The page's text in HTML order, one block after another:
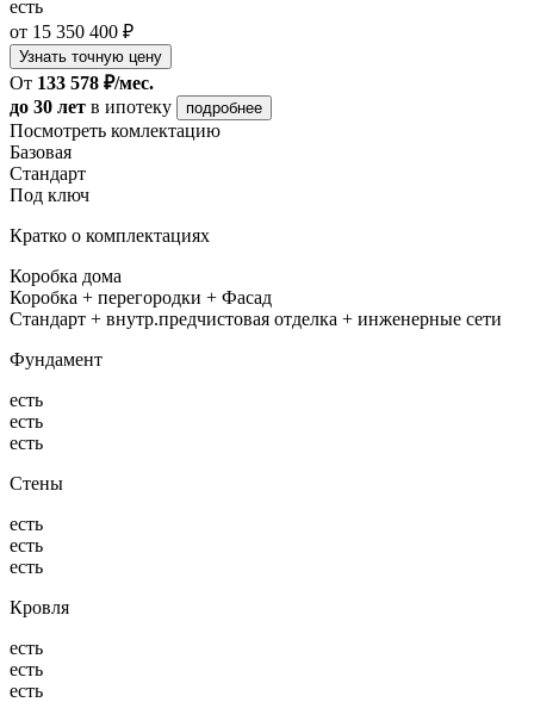
есть
от 15 350 400 ₽
Узнать точную цену
От 133 578 ₽/мес.
до 30 лет в ипотеку подробнее
Посмотреть комлектацию
Базовая
Стандарт
Под ключ
Кратко о комплектациях
Коробка дома
Коробка + перегородки + Фасад
Стандарт + внутр.предчистовая отделка + инженерные сети
Фундамент
есть
есть
есть
Стены
есть
есть
есть
Кровля
есть
есть
есть